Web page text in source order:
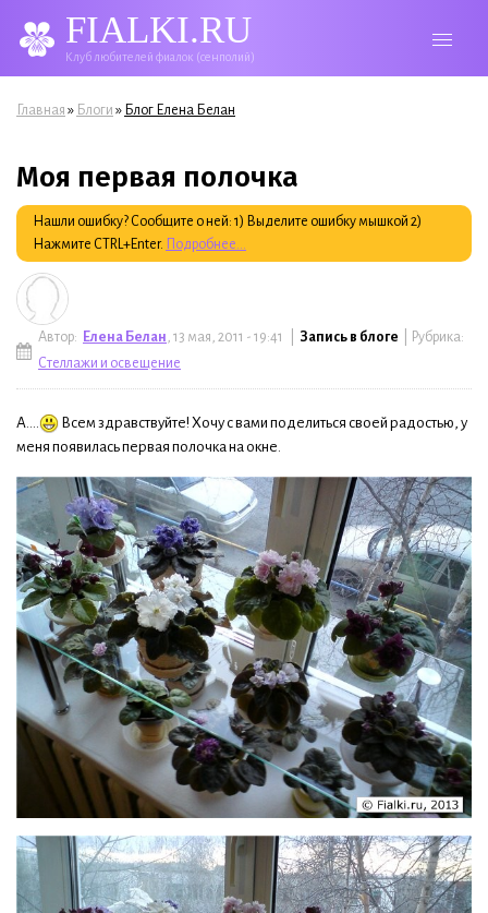
FIALKI.RU
Клуб любителей фиалок (сенполий)
Вы здесь
Главная » Блоги » Блог Елена Белан
Моя первая полочка
Нашли ошибку? Сообщите о ней: 1) Выделите ошибку мышкой 2)
Нажмите CTRL+Enter. Подробнее...
Автор: Елена Белан, 13 мая, 2011 - 19:41 | Запись в блоге | Рубрика:
Стеллажи и освещение
А....
Всем здравствуйте! Хочу с вами поделиться своей радостью, у
меня появилась первая полочка на окне.